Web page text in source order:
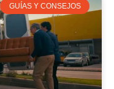
GUÍAS Y CONSEJOS